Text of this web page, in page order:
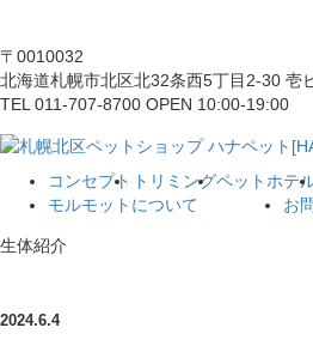
〒0010032
北海道札幌市北区北32条西5丁目2-30 壱
TEL 011-707-8700 OPEN 10:00-19:00
コンセプト トリミングペットホテ
モルモットについて
お
生体紹介
2024.6.4